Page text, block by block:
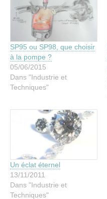
SP95 ou SP98, que choisir
à la pompe ?
05/06/2015
Dans "Industrie et
Techniques"
Un éclat éternel
13/11/2011
Dans "Industrie et
Techniques"